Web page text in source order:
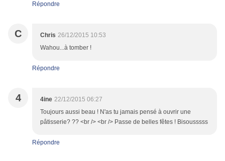
Répondre
C Chris 26/12/2015 10:53
Wahou...à tomber !
Répondre
4 4ine 22/12/2015 06:27
Toujours aussi beau ! N'as tu jamais pensé à ouvrir une
pâtisserie? ?? <br /> <br /> Passe de belles fêtes ! Bisousssss
Répondre